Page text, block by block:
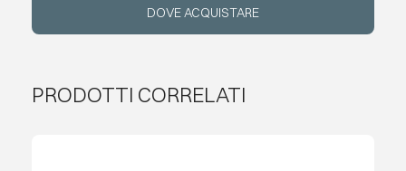
DOVE ACQUISTARE
PRODOTTI CORRELATI